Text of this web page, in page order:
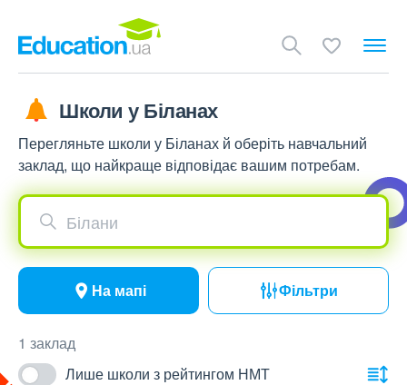
Школи у Біланах
Перегляньте школи у Біланах й оберіть навчальний
заклад, що найкраще відповідає вашим потребам.
Білани
На мапі Фільтри
1 заклад
Лише школи з рейтингом НМТ